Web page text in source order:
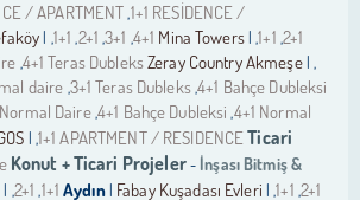
/ APARTMENT,1+1 RESİDENCE /
| ,1+1 ,2+1 ,3+1 ,4+1 Mina Towers| ,1+1 ,2+1
,4+1 Teras DubleksZeray Country Akmeşe| ,
daire ,3+1 Teras Dubleks,4+1 Bahçe Dubleksi
Daire,4+1 Bahçe Dubleksi ,4+1 Normal
| ,1+1 APARTMENT / RESIDENCETicari
Konut + Ticari Projeler- İnşası Bitmiş &
| ,2+1 ,1+1 Aydın| Fabay Kuşadası Evleri | ,1+1 ,2+1